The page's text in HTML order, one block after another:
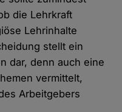
die Lehrkraft
Lehrinhalte
stellt ein
dar, denn auch eine
vermittelt,
Arbeitgebers